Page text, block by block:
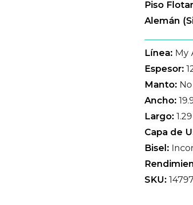
Piso
Alemán
Línea: My
Espesor:
Manto:
Ancho:
Largo:
Capa de
Bisel:
SKU: